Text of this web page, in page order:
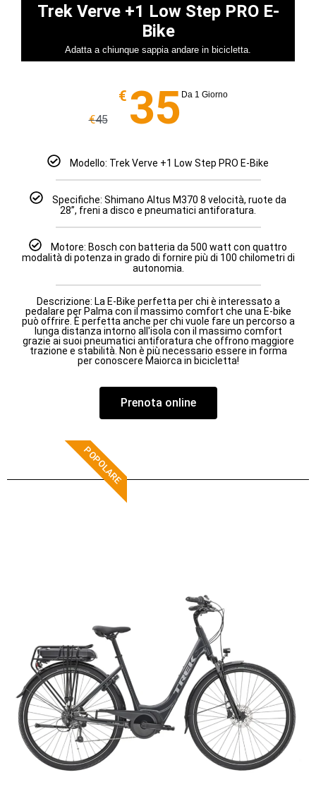
Trek Verve +1 Low Step PRO E-
Bike
Adatta a chiunque sappia andare in bicicletta.
€45
€ 35 Da 1 Giorno
Modello: Trek Verve +1 Low Step PRO E-Bike
Specifiche: Shimano Altus M370 8 velocità, ruote da
28”, freni a disco e pneumatici antiforatura.
Motore: Bosch con batteria da 500 watt con quattro
modalità di potenza in grado di fornire più di 100 chilometri di
autonomia.
Descrizione: La E-Bike perfetta per chi è interessato a
pedalare per Palma con il massimo comfort che una E-bike
può offrire. È perfetta anche per chi vuole fare un percorso a
lunga distanza intorno all'isola con il massimo comfort
grazie ai suoi pneumatici antiforatura che offrono maggiore
trazione e stabilità. Non è più necessario essere in forma
per conoscere Maiorca in bicicletta!
Prenota online
POPOLARE